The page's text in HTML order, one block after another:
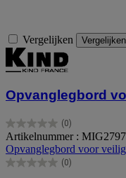
Vergelijken Vergelijken
Opvanglegbord
(0)
0.0
van
de
5
Artikelnummer :
Opvanglegbord voor
(0)
0.0